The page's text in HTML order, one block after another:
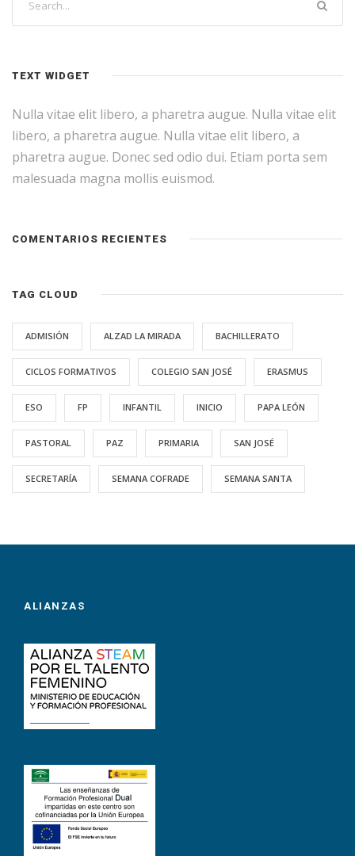
TEXT WIDGET
Nulla vitae elit libero, a pharetra augue. Nulla vitae elit
libero, a pharetra augue. Nulla vitae elit libero, a
pharetra augue. Donec sed odio dui. Etiam porta sem
malesuada magna mollis euismod.
COMENTARIOS RECIENTES
TAG CLOUD
ADMISIÓN ALZAD LA MIRADA BACHILLERATO
CICLOS FORMATIVOS COLEGIO SAN JOSÉ ERASMUS
ESO FP INFANTIL INICIO PAPA LEÓN
PASTORAL PAZ PRIMARIA SAN JOSÉ
SECRETARÍA SEMANA COFRADE SEMANA SANTA
ALIANZAS